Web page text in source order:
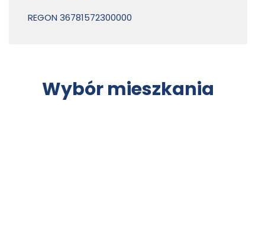
REGON 36781572300000
Wybór mieszkania